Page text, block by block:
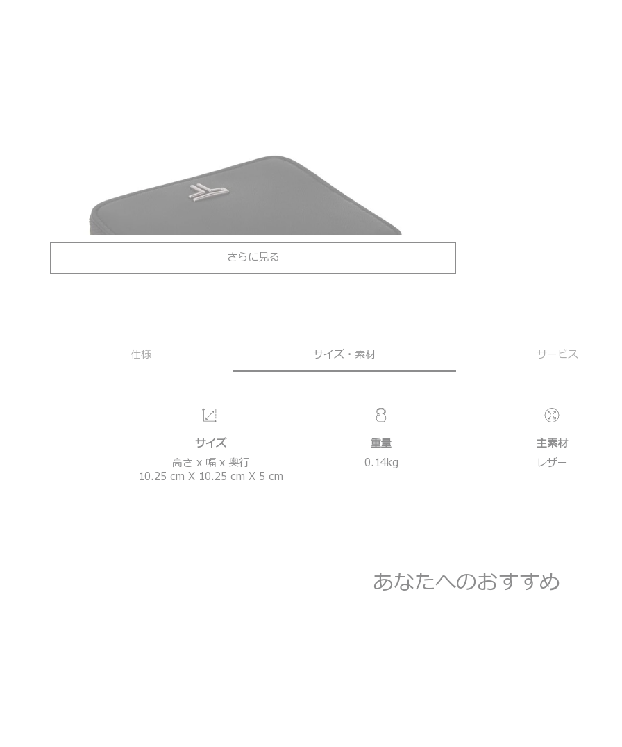
さらに見る
仕様 サイズ・素材 サービス
サイズ
高さ x 幅 x 奥行
10.25 cm X 10.25 cm X 5 cm
重量
0.14kg
主素材
レザー
あなたへのおすすめ